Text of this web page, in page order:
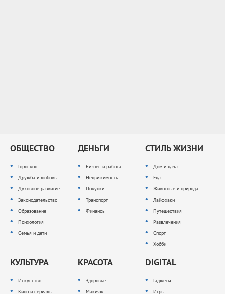
ОБЩЕСТВО
Гороскоп
Дружба и любовь
Духовное развитие
Законодательство
Образование
Психология
Семья и дети
ДЕНЬГИ
Бизнес и работа
Недвижимость
Покупки
Транспорт
Финансы
СТИЛЬ ЖИЗНИ
Дом и дача
Еда
Животные и природа
Лайфхаки
Путешествия
Развлечения
Спорт
Хобби
КУЛЬТУРА
Искусство
Кино и сериалы
КРАСОТА
Здоровье
Макияж
DIGITAL
Гаджеты
Игры